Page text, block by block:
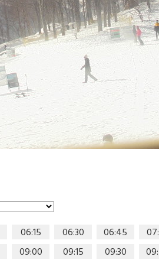
06:15 06:30 06:45
09:00 09:15 09:30